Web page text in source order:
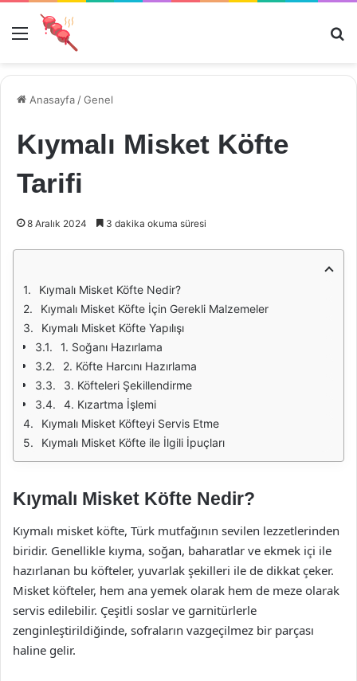
Menü
Anasayfa /Genel
Kıymalı Misket Köfte
Tarifi
8 Aralık 2024 3 dakika okuma süresi
Kıymalı Misket Köfte Nedir?
Kıymalı Misket Köfte İçin Gerekli Malzemeler
Kıymalı Misket Köfte Yapılışı
1. Soğanı Hazırlama
2. Köfte Harcını Hazırlama
3. Köfteleri Şekillendirme
4. Kızartma İşlemi
Kıymalı Misket Köfteyi Servis Etme
Kıymalı Misket Köfte ile İlgili İpuçları
Kıymalı Misket Köfte Nedir?
Kıymalı misket köfte, Türk mutfağının sevilen lezzetlerinden
biridir. Genellikle kıyma, soğan, baharatlar ve ekmek içi ile
hazırlanan bu köfteler, yuvarlak şekilleri ile de dikkat çeker.
Misket köfteler, hem ana yemek olarak hem de meze olarak
servis edilebilir. Çeşitli soslar ve garnitürlerle
zenginleştirildiğinde, sofraların vazgeçilmez bir parçası
haline gelir.